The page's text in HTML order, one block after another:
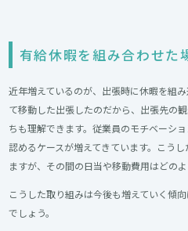
有給休暇を組み合わせた
近年増えているのが、出張時に休暇を組
て移動した出張したのだから、出張先の
ちも理解できます。従業員のモチベーシ
認めるケースが増えてきています。こう
ますが、その間の日当や移動費用はどの
こうした取り組みは今後も増えていく傾
でしょう。